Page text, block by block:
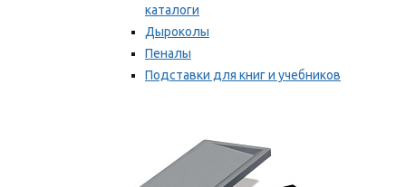
каталоги
Дыроколы
Пеналы
Подставки для книг и учебников